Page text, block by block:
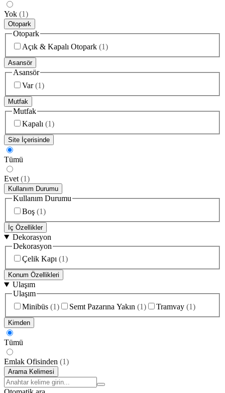
Yok (1)
Otopark
Otopark
Açık & Kapalı Otopark (1)
Asansör
Asansör
Var (1)
Mutfak
Mutfak
Kapalı (1)
Site İçerisinde
Tümü
Evet (1)
Kullanım Durumu
Kullanım Durumu
Boş (1)
İç Özellikler
Dekorasyon
Dekorasyon
Çelik Kapı (1)
Konum Özellikleri
Ulaşım
Ulaşım
Minibüs (1) Semt Pazarına Yakın (1) Tramvay (1)
Kimden
Tümü
Emlak Ofisinden (1)
Arama Kelimesi